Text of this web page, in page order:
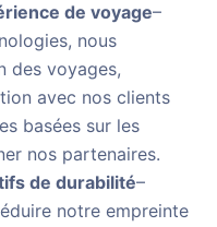
de voyage–
nous
des voyages,
avec nos clients
basées sur les
nos partenaires.
de durabilité–
notre empreinte